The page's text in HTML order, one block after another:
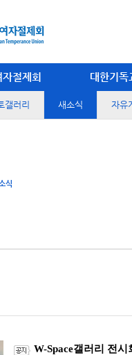
절제회 대한기독
갤러리 새소식 자유
식
W-Space갤러리 전시